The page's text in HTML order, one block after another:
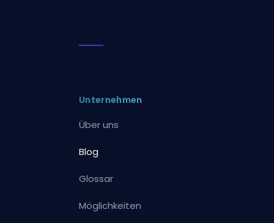
Unternehmen
Über uns
Blog
Glossar
Möglichkeiten